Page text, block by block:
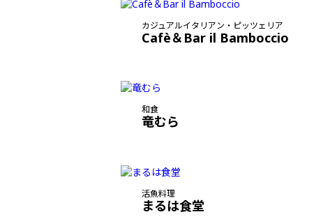
カジュアルイタリアン・ピッツェリア
Cafè＆Bar il Bamboccio
和食
竜むら
活魚料理
まるは食堂